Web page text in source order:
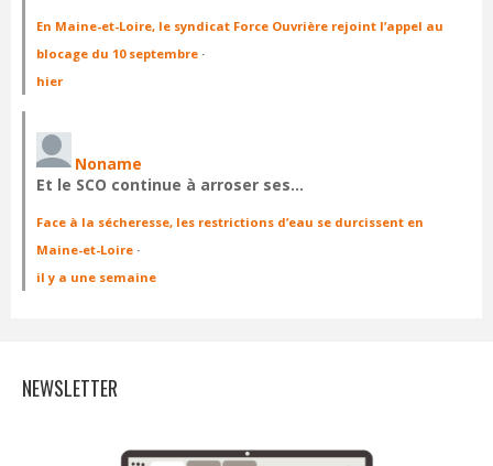
En Maine-et-Loire, le syndicat Force Ouvrière rejoint l’appel au
blocage du 10 septembre ·
hier
Noname
Et le SCO continue à arroser ses…
Face à la sécheresse, les restrictions d’eau se durcissent en
Maine-et-Loire ·
il y a une semaine
NEWSLETTER